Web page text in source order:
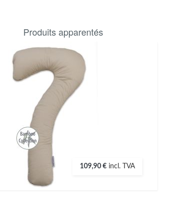
Produits apparentés
109,90 € incl. TVA